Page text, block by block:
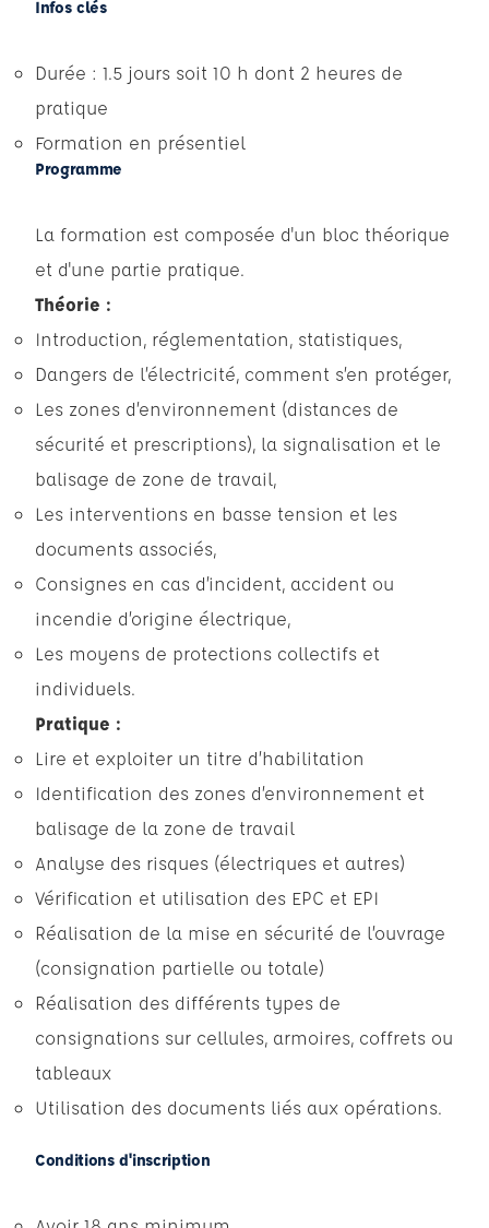
Infos clés
Durée : 1.5 jours soit 10 h dont 2 heures de
pratique
Formation en présentiel
Programme
La formation est composée d'un bloc théorique
et d'une partie pratique.
Théorie :
Introduction, réglementation, statistiques,
Dangers de l’électricité, comment s’en protéger,
Les zones d’environnement (distances de
sécurité et prescriptions), la signalisation et le
balisage de zone de travail,
Les interventions en basse tension et les
documents associés,
Consignes en cas d’incident, accident ou
incendie d’origine électrique,
Les moyens de protections collectifs et
individuels.
Pratique :
Lire et exploiter un titre d’habilitation
Identification des zones d’environnement et
balisage de la zone de travail
Analyse des risques (électriques et autres)
Vérification et utilisation des EPC et EPI
Réalisation de la mise en sécurité de l’ouvrage
(consignation partielle ou totale)
Réalisation des différents types de
consignations sur cellules, armoires, coffrets ou
tableaux
Utilisation des documents liés aux opérations.
Conditions d'inscription